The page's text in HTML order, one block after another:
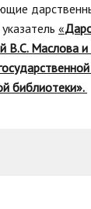
«
В.С. Маслова
библиотеки».